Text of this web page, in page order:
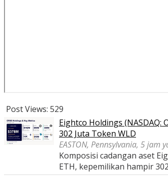
Post Views: 529
Eightco Holdings (NASDAQ:
302 Juta Token WLD
EASTON, Pennsylvania, 5 jam
Komposisi cadangan aset
ETH, kepemilikan hampir